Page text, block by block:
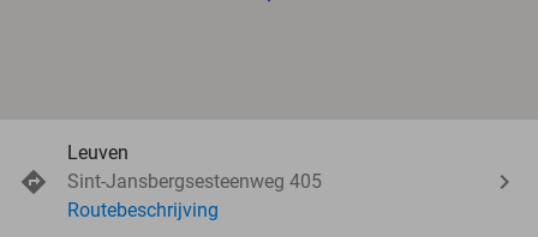
Leuven
Sint-Jansbergsesteenweg 405
Routebeschrijving